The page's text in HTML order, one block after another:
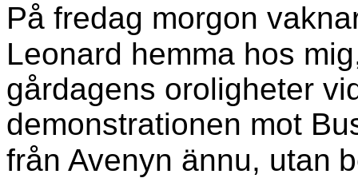
På fredag morgon
Leonard hemma hos
gårdagens oroligheter
demonstrationen mot
från Avenyn ännu, utan